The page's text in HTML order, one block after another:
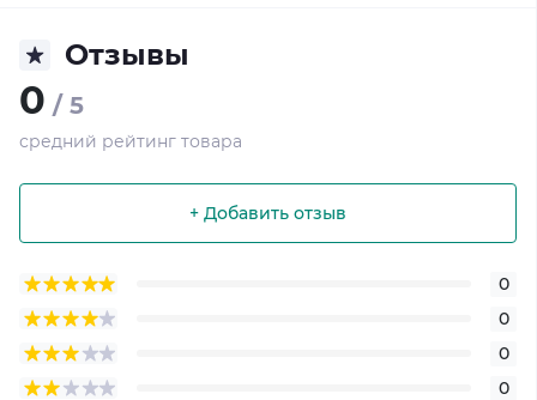
Отзывы
0 / 5
средний рейтинг товара
+ Добавить отзыв
0
0
0
0